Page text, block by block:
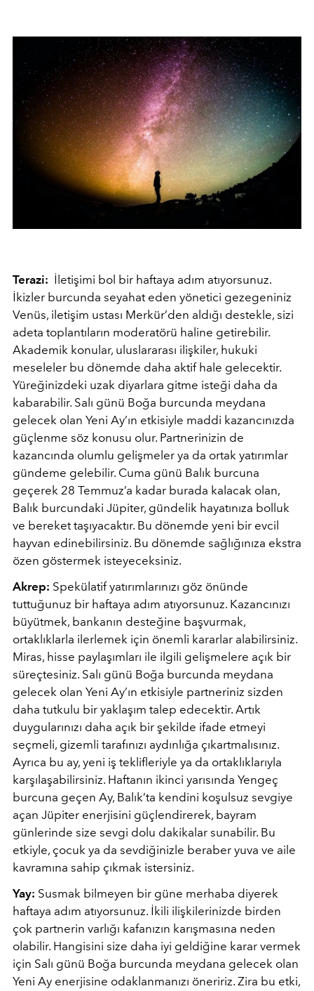
Terazi: İletişimi bol bir haftaya adım atıyorsunuz.
İkizler burcunda seyahat eden yönetici gezegeniniz
Venüs, iletişim ustası Merkür’den aldığı destekle, sizi
adeta toplantıların moderatörü haline getirebilir.
Akademik konular, uluslararası ilişkiler, hukuki
meseleler bu dönemde daha aktif hale gelecektir.
Yüreğinizdeki uzak diyarlara gitme isteği daha da
kabarabilir. Salı günü Boğa burcunda meydana
gelecek olan Yeni Ay’ın etkisiyle maddi kazancınızda
güçlenme söz konusu olur. Partnerinizin de
kazancında olumlu gelişmeler ya da ortak yatırımlar
gündeme gelebilir. Cuma günü Balık burcuna
geçerek 28 Temmuz’a kadar burada kalacak olan,
Balık burcundaki Jüpiter, gündelik hayatınıza bolluk
ve bereket taşıyacaktır. Bu dönemde yeni bir evcil
hayvan edinebilirsiniz. Bu dönemde sağlığınıza ekstra
özen göstermek isteyeceksiniz.
Akrep: Spekülatif yatırımlarınızı göz önünde
tuttuğunuz bir haftaya adım atıyorsunuz. Kazancınızı
büyütmek, bankanın desteğine başvurmak,
ortaklıklarla ilerlemek için önemli kararlar alabilirsiniz.
Miras, hisse paylaşımları ile ilgili gelişmelere açık bir
süreçtesiniz. Salı günü Boğa burcunda meydana
gelecek olan Yeni Ay’ın etkisiyle partneriniz sizden
daha tutkulu bir yaklaşım talep edecektir. Artık
duygularınızı daha açık bir şekilde ifade etmeyi
seçmeli, gizemli tarafınızı aydınlığa çıkartmalısınız.
Ayrıca bu ay, yeni iş teklifleriyle ya da ortaklıklarıyla
karşılaşabilirsiniz. Haftanın ikinci yarısında Yengeç
burcuna geçen Ay, Balık’ta kendini koşulsuz sevgiye
açan Jüpiter enerjisini güçlendirerek, bayram
günlerinde size sevgi dolu dakikalar sunabilir. Bu
etkiyle, çocuk ya da sevdiğinizle beraber yuva ve aile
kavramına sahip çıkmak istersiniz.
Yay: Susmak bilmeyen bir güne merhaba diyerek
haftaya adım atıyorsunuz. İkili ilişkilerinizde birden
çok partnerin varlığı kafanızın karışmasına neden
olabilir. Hangisini size daha iyi geldiğine karar vermek
için Salı günü Boğa burcunda meydana gelecek olan
Yeni Ay enerjisine odaklanmanızı öneririz. Zira bu etki,